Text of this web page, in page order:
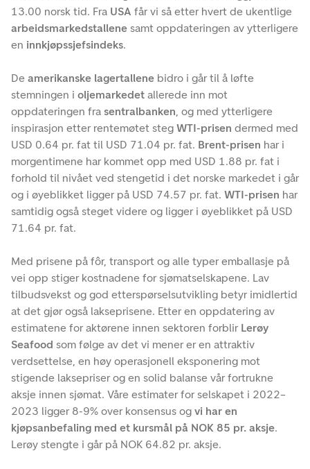
13.00 norsk tid. Fra USA får vi så etter hvert de ukentlige
arbeidsmarkedstallene samt oppdateringen av ytterligere
en innkjøpssjefsindeks.
De amerikanske lagertallene bidro i går til å løfte
stemningen i oljemarkedet allerede inn mot
oppdateringen fra sentralbanken , og med ytterligere
inspirasjon etter rentemøtet steg WTI-prisen dermed med
USD 0.64 pr. fat til USD 71.04 pr. fat. Brent-prisen har i
morgentimene har kommet opp med USD 1.88 pr. fat i
forhold til nivået ved stengetid i det norske markedet i går
og i øyeblikket ligger på USD 74.57 pr. fat. WTI-prisen har
samtidig også steget videre og ligger i øyeblikket på USD
71.64 pr. fat.
Med prisene på fôr, transport og alle typer emballasje på
vei opp stiger kostnadene for sjømatselskapene. Lav
tilbudsvekst og god etterspørselsutvikling betyr imidlertid
at det gjør også lakseprisene. Etter en oppdatering av
estimatene for aktørene innen sektoren forblir Lerøy
Seafood som følge av det vi mener er en attraktiv
verdsettelse, en høy operasjonell eksponering mot
stigende laksepriser og en solid balanse vår fortrukne
aksje innen sjømat. Våre estimater for selskapet i 2022–
2023 ligger 8-9% over konsensus og vi har en
kjøpsanbefaling med et kursmål på NOK 85 pr. aksje.
Lerøy stengte i går på NOK 64.82 pr. aksje.